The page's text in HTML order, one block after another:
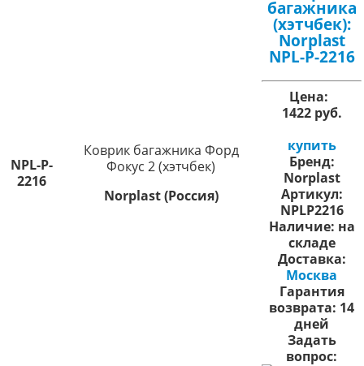
NPL-P-
2216
Коврик багажника Форд
Фокус 2 (хэтчбек)
Norplast (Россия)
багажника
(хэтчбек):
Norplast
NPL-P-2216
Цена:
1422 руб.
купить
Бренд:
Norplast
Артикул:
NPLP2216
Наличие: на
складе
Доставка:
Москва
Гарантия
возврата: 14
дней
Задать
вопрос: